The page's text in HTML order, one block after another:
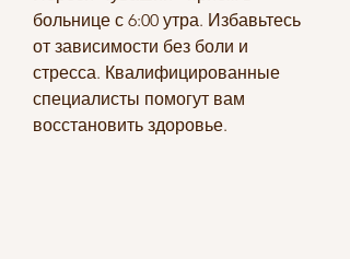
больнице с 6:00 утра. Избавьтесь
от зависимости без боли и
стресса. Квалифицированные
специалисты помогут вам
восстановить здоровье.